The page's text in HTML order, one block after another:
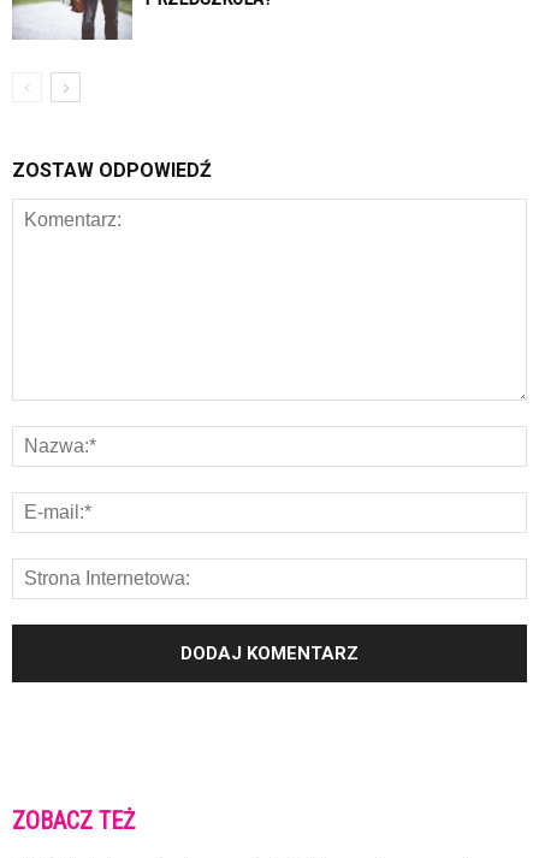
ZOSTAW ODPOWIEDŹ
ZOBACZ TEŻ